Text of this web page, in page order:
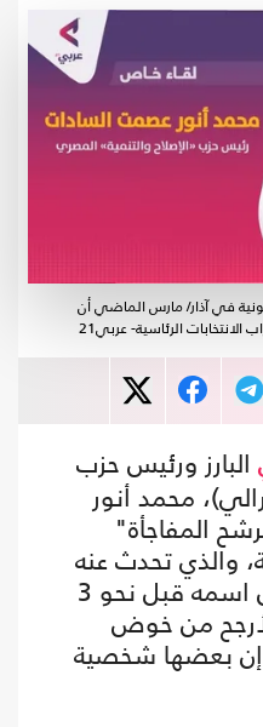
في آذار/ مارس الماضي أن
الرئاسية- عربي21
البارز ورئيس حزب
محمد أنور
المفاجأة"
والذي تحدث عنه
لأول مرة دون إفصاح عن اسمه قبل نحو 3
من خوض
إن بعضها شخصية